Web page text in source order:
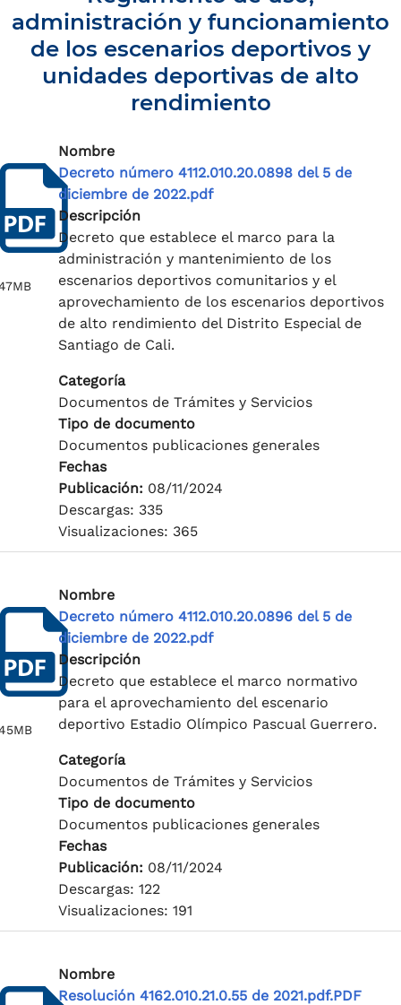
administración y funcionamiento
de los escenarios deportivos y
unidades deportivas de alto
rendimiento
Nombre
Decreto número 4112.010.20.0898 del 5 de
diciembre de 2022.pdf
Descripción
Decreto que establece el marco para la
administración y mantenimiento de los
escenarios deportivos comunitarios y el
aprovechamiento de los escenarios deportivos
de alto rendimiento del Distrito Especial de
Santiago de Cali.
Categoría
Documentos de Trámites y Servicios
Tipo de documento
Documentos publicaciones generales
Fechas
Publicación: 08/11/2024
Descargas: 335
Visualizaciones: 365
Nombre
Decreto número 4112.010.20.0896 del 5 de
diciembre de 2022.pdf
Descripción
Decreto que establece el marco normativo
para el aprovechamiento del escenario
deportivo Estadio Olímpico Pascual Guerrero.
Categoría
Documentos de Trámites y Servicios
Tipo de documento
Documentos publicaciones generales
Fechas
Publicación: 08/11/2024
Descargas: 122
Visualizaciones: 191
Nombre
Resolución 4162.010.21.0.55 de 2021.pdf.PDF